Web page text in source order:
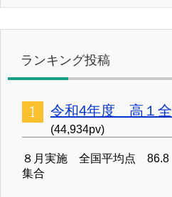
ランキング投稿
令和4年度 高１
(44,934pv)
８月実施 全国平均点
集合